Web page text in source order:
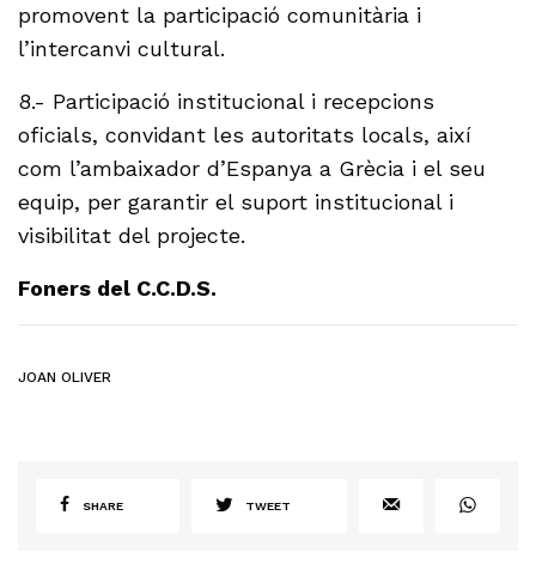
promovent la participació comunitària i
l’intercanvi cultural.
8.- Participació institucional i recepcions
oficials, convidant les autoritats locals, així
com l’ambaixador d’Espanya a Grècia i el seu
equip, per garantir el suport institucional i
visibilitat del projecte.
Foners del C.C.D.S.
JOAN OLIVER
SHARE TWEET